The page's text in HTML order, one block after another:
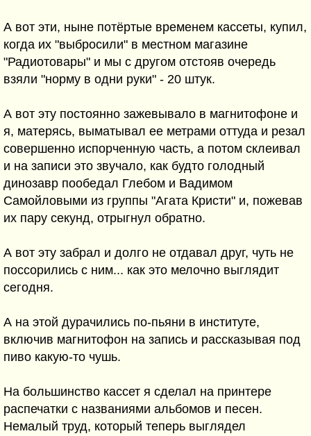
А вот эти, ныне потёртые временем кассеты, купил,
когда их "выбросили" в местном магазине
"Радиотовары" и мы с другом отстояв очередь
взяли "норму в одни руки" - 20 штук.
А вот эту постоянно зажевывало в магнитофоне и
я, матерясь, выматывал ее метрами оттуда и резал
совершенно испорченную часть, а потом склеивал
и на записи это звучало, как будто голодный
динозавр пообедал Глебом и Вадимом
Самойловыми из группы "Агата Кристи" и, пожевав
их пару секунд, отрыгнул обратно.
А вот эту забрал и долго не отдавал друг, чуть не
поссорились с ним... как это мелочно выглядит
сегодня.
А на этой дурачились по-пьяни в институте,
включив магнитофон на запись и рассказывая под
пиво какую-то чушь.
На большинство кассет я сделал на принтере
распечатки с названиями альбомов и песен.
Немалый труд, который теперь выглядел